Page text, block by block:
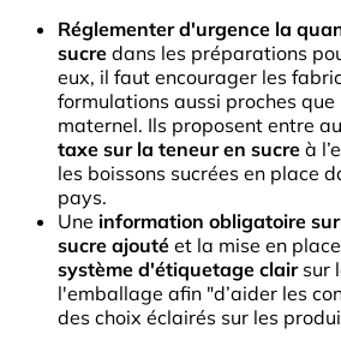
Réglementer d'urgence la
sucre dans les préparations
eux, il faut encourager les
formulations aussi proches
maternel. Ils proposent entre
taxe sur la teneur en sucre à
les boissons sucrées en place
pays.
Une information obligatoire
sucre ajouté et la mise en
système d'étiquetage clairsur
l'emballage afin "d’aider les
des choix éclairés sur les